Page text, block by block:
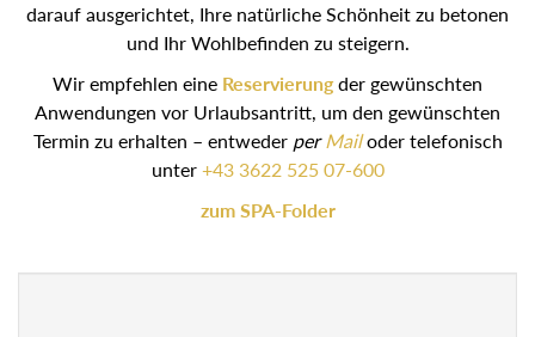
darauf ausgerichtet, Ihre natürliche Schönheit zu betonen
und Ihr Wohlbefinden zu steigern.
Wir empfehlen eine Reservierungder gewünschten
Anwendungen vor Urlaubsantritt, um den gewünschten
Termin zu erhalten – entweder per Mailoder telefonisch
unter +43 3622 525 07-600
zum SPA-Folder